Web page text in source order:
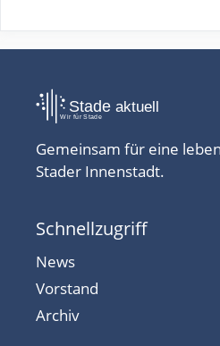
Gemeinsam für eine
Stader Innenstadt.
Schnellzugriff
News
Vorstand
Archiv